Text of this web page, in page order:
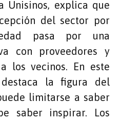
Unisinos, explica que
del sector por
pasa por una
con proveedores y
los vecinos. En este
la figura del
limitarse a saber
saber inspirar. Los